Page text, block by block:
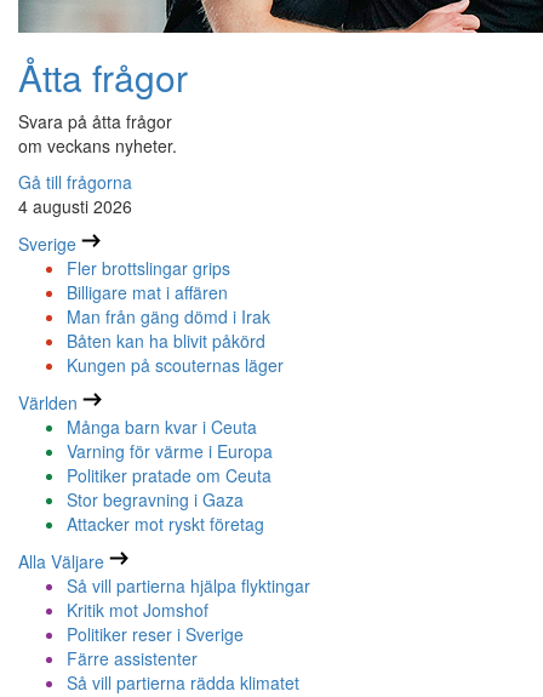
Åtta frågor
Svara på åtta frågor
om veckans nyheter.
Gå till frågorna
4 augusti 2026
Sverige
Fler brottslingar grips
Billigare mat i affären
Man från gäng dömd i Irak
Båten kan ha blivit påkörd
Kungen på scouternas läger
Världen
Många barn kvar i Ceuta
Varning för värme i Europa
Politiker pratade om Ceuta
Stor begravning i Gaza
Attacker mot ryskt företag
Alla Väljare
Så vill partierna hjälpa flyktingar
Kritik mot Jomshof
Politiker reser i Sverige
Färre assistenter
Så vill partierna rädda klimatet